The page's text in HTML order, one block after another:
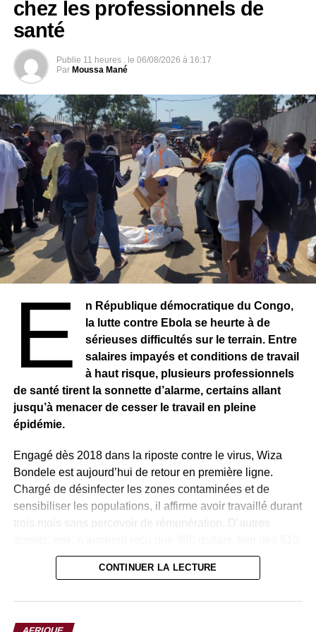
Depuis cet incident, le ministère public de Guinée
équatoriale avait introduit une demande en « dommages
et intérêts » devant la justice équato-guinéenne après
avoir appris « la saisie, l’estimation et la vente aux
enchères de biens de la République de Guinée
équatoriale, y compris la propriété qui abrite les services
diplomatiques dans la ville de Sao Paulo », indique un
communiqué de la vice-présidence équato-guinéenne
publié mercredi.
La justice équato-guinéenne a fait droit à cette demande
et reconnu un préjudice de 80 milliards de francs CFA
(121,8 millions d’euros) au bénéfice de la Guinée
équatoriale qui pourra être indemnisé par la « saisie
préventive des biens » de quatre entreprises brésiliennes
de construction « détenues par l’Etat »: ARG, LTDA,
Le préjudice pourra aussi être « imputé sur les soldes
créditeurs » de ces sociétés auprès de l’administration
publique, ajoute la même source.
Les autorités brésiliennes n’ont pas donné suite aux
demandes de l’AFP dans l’immédiat.
« Enfin, après cinq ans, la Guinée équatoriale a rendu
justice grâce à ses propres institutions après l’incident
diplomatique à Campinas (Etat de Sao Paulo, ndlr), au
Brésil en 2018 », s’est réjoui Teodorin sur Twitter.
RELATED TOPICS:
MALI – Le gouvernement de transition militaire
organise un référendum constitutionnel, 1er vote
SÉNÉGAL – Le Conseil académique de l’UCAD
chez les professionnels de
santé
Publie 11 heures . le 06/08/2026 à 16:17
Par Moussa Mané
E
n République démocratique du Congo,
la lutte contre Ebola se heurte à de
sérieuses difficultés sur le terrain. Entre
salaires impayés et conditions de travail
à haut risque, plusieurs professionnels
de santé tirent la sonnette d’alarme, certains allant
jusqu’à menacer de cesser le travail en pleine
épidémie.
Engagé dès 2018 dans la riposte contre le virus, Wiza
Bondele est aujourd’hui de retour en première ligne.
Chargé de désinfecter les zones contaminées et de
sensibiliser les populations, il affirme avoir travaillé durant
trois mois sans percevoir de rémunération. D’autres
dollars initialement promis.
collègues ont entamé une grève en juillet, dénonçant à la
fois le non-paiement des salaires et les risques encourus
CONTINUER LA LECTURE